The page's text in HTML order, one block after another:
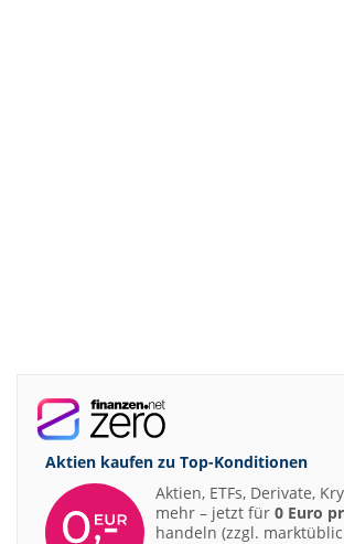
Aktien kaufen zu Top-Konditionen
Aktien, ETFs, Derivate,
mehr – jetzt für 0 Euro
handeln (zzgl.